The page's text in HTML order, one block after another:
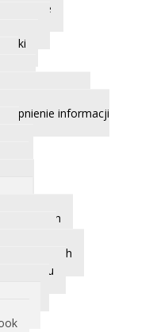
informacji
publicznych
Ośrodku